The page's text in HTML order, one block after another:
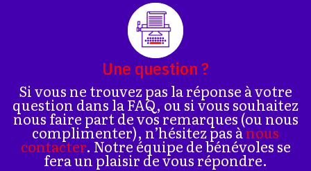
Une question ?
Si vous ne trouvez pas la réponse à votre
question dans la FAQ, ou si vous souhaitez
nous faire part de vos remarques (ou nous
complimenter), n’hésitez pas ànous
contacter. Notre équipe de bénévoles se
fera un plaisir de vous répondre.